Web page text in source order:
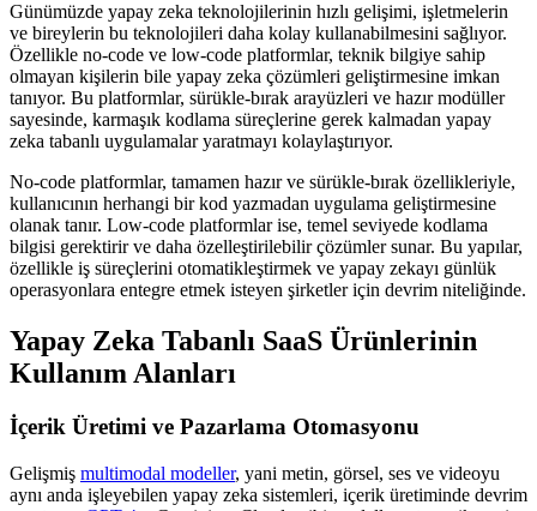
Günümüzde yapay zeka teknolojilerinin hızlı gelişimi, işletmelerin
ve bireylerin bu teknolojileri daha kolay kullanabilmesini sağlıyor.
Özellikle no-code ve low-code platformlar, teknik bilgiye sahip
olmayan kişilerin bile yapay zeka çözümleri geliştirmesine imkan
tanıyor. Bu platformlar, sürükle-bırak arayüzleri ve hazır modüller
sayesinde, karmaşık kodlama süreçlerine gerek kalmadan yapay
zeka tabanlı uygulamalar yaratmayı kolaylaştırıyor.
No-code platformlar, tamamen hazır ve sürükle-bırak özellikleriyle,
kullanıcının herhangi bir kod yazmadan uygulama geliştirmesine
olanak tanır. Low-code platformlar ise, temel seviyede kodlama
bilgisi gerektirir ve daha özelleştirilebilir çözümler sunar. Bu yapılar,
özellikle iş süreçlerini otomatikleştirmek ve yapay zekayı günlük
operasyonlara entegre etmek isteyen şirketler için devrim niteliğinde.
Yapay Zeka Tabanlı SaaS Ürünlerinin
Kullanım Alanları
İçerik Üretimi ve Pazarlama Otomasyonu
Gelişmiş multimodal modeller, yani metin, görsel, ses ve videoyu
aynı anda işleyebilen yapay zeka sistemleri, içerik üretiminde devrim